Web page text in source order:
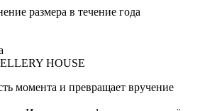
размера в течение года
HOUSE
момента и превращает вручение